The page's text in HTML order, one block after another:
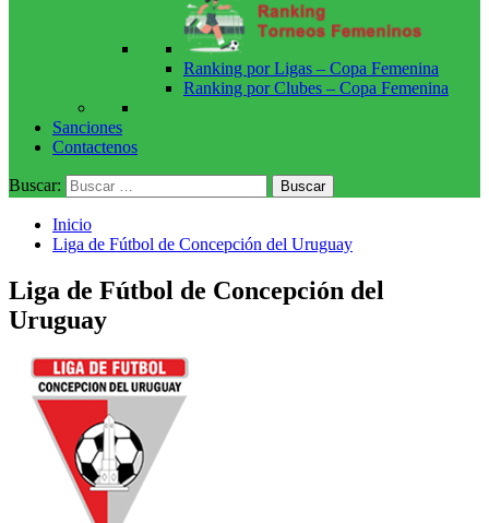
Ranking por Ligas – Copa Femenina
Ranking por Clubes – Copa Femenina
Sanciones
Contactenos
Buscar:
Inicio
Liga de Fútbol de Concepción del Uruguay
Liga de Fútbol de Concepción del
Uruguay